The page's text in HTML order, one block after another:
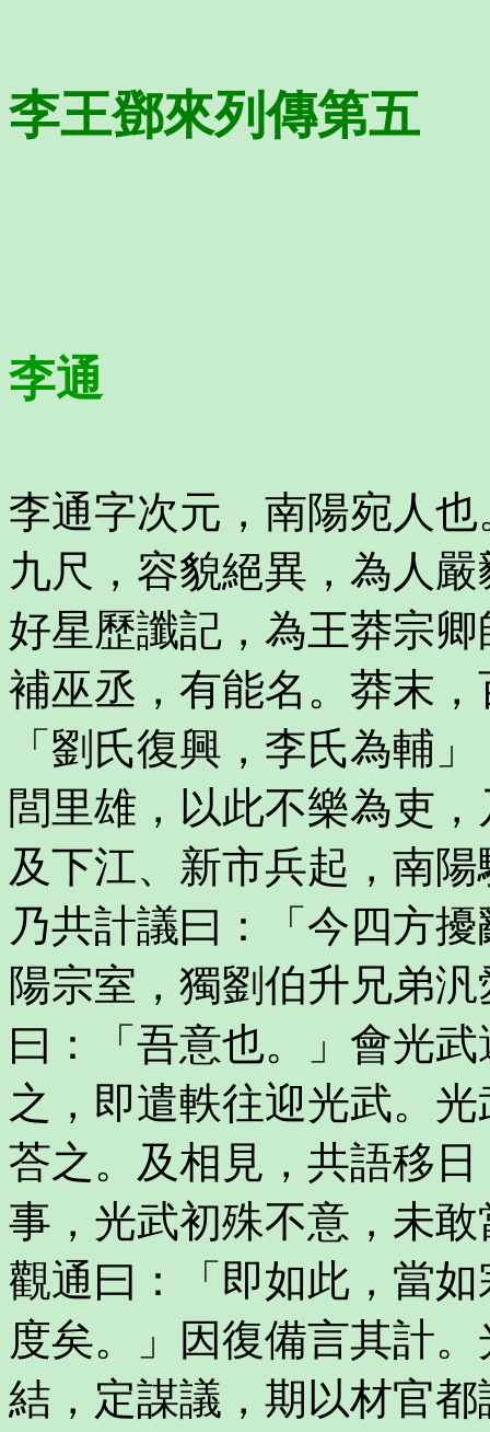
李王鄧來列傳第五
李通
李通字次元，南陽宛人
九尺，容貌絕異，為人
好星歷讖記，為王莽宗
補巫丞，有能名。莽末
「劉氏復興，李氏為輔
閭里雄，以此不樂為吏
及下江、新市兵起，南
乃共計議曰：「今四方
陽宗室，獨劉伯升兄弟
曰：「吾意也。」會光
之，即遣軼往迎光武。
荅之。及相見，共語移
事，光武初殊不意，未
觀通曰：「即如此，當
度矣。」因復備言其計
結，定謀議，期以材官